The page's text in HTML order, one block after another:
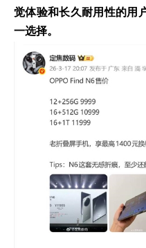
觉体验和长久耐用性的用
一选择。